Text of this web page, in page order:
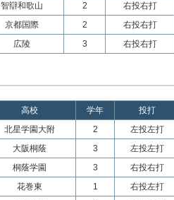
智辯和歌山 2 右投右打
京都国際 2 右投右打
広陵 3 右投右打
高校 学年 投打
北星学園大附 2 左投左打
大阪桐蔭 3 左投左打
桐蔭学園 3 右投右打
花巻東 1 右投左打